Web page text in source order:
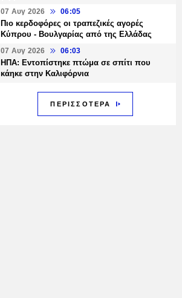
07 Αυγ 2026 06:05
Πιο κερδοφόρες οι τραπεζικές αγορές
Κύπρου - Βουλγαρίας από της Ελλάδας
07 Αυγ 2026 06:03
ΗΠΑ: Εντοπίστηκε πτώμα σε σπίτι που
κάηκε στην Καλιφόρνια
ΠΕΡΙΣΣΟΤΕΡΑ